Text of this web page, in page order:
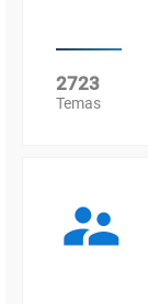
2723
Temas